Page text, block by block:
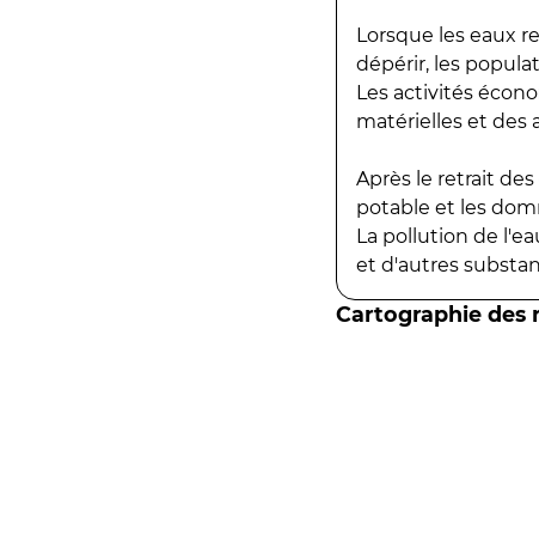
Lorsque les eaux
dépérir, les
Les activités
matérielles et des
Après le retrait
potable et les
La pollution de
et d'autres
Cartographie des